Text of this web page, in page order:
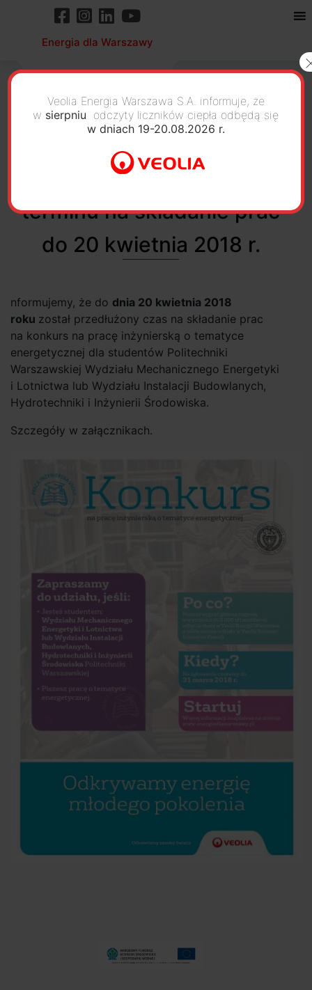
Energia dla Warszawy
inżynierską- przedłużenie
terminu na składanie prac
do 20 kwietnia 2018 r.
nformujemy, że do dnia 20 kwietnia 2018
roku został przedłużony czas na składanie prac
na konkurs na pracę inżynierską o tematyce
energetycznej dla studentów Politechniki
Warszawskiej Wydziału Mechanicznego Energetyki
i Lotnictwa lub Wydziału Instalacji Budowlanych,
Hydrotechniki i Inżynierii Środowiska.
Szczegóły w załącznikach.
Veolia Energia Warszawa S.A. informuje, że
w sierpniu odczyty liczników ciepła odbędą się
w dniach 19-20.08.2026 r.